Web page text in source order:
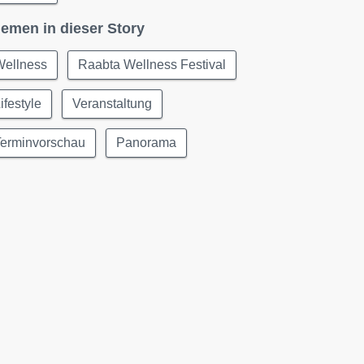
in dieser Story
Raabta Wellness Festival
Veranstaltung
Panorama